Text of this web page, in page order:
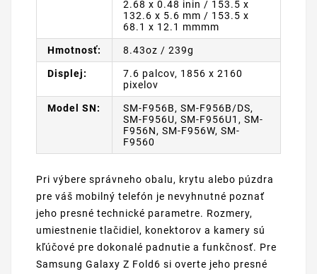
2.68 x 0.48 inin / 153.5 x
132.6 x 5.6 mm / 153.5 x
68.1 x 12.1 mmmm
Hmotnosť: 8.43oz / 239g
Displej:
7.6 palcov, 1856 x 2160
pixelov
Model SN:
SM-F956B, SM-F956B/DS,
SM-F956U, SM-F956U1, SM-
F956N, SM-F956W, SM-
F9560
Pri výbere správneho obalu, krytu alebo púzdra
pre váš mobilný telefón je nevyhnutné poznať
jeho presné technické parametre. Rozmery,
umiestnenie tlačidiel, konektorov a kamery sú
kľúčové pre dokonalé padnutie a funkčnosť. Pre
Samsung Galaxy Z Fold6 si overte jeho presné